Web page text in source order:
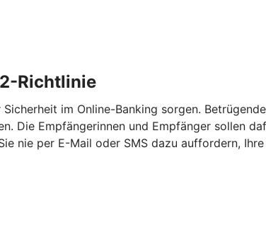
Richtlinie
im Online-Banking sorgen.
Die Empfängerinnen und Empfänger sollen
nie per E-Mail oder SMS dazu auffordern,